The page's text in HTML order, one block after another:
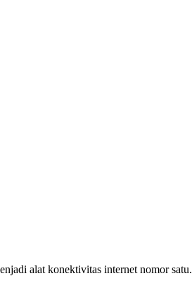
alat konektivitas internet nomor satu.